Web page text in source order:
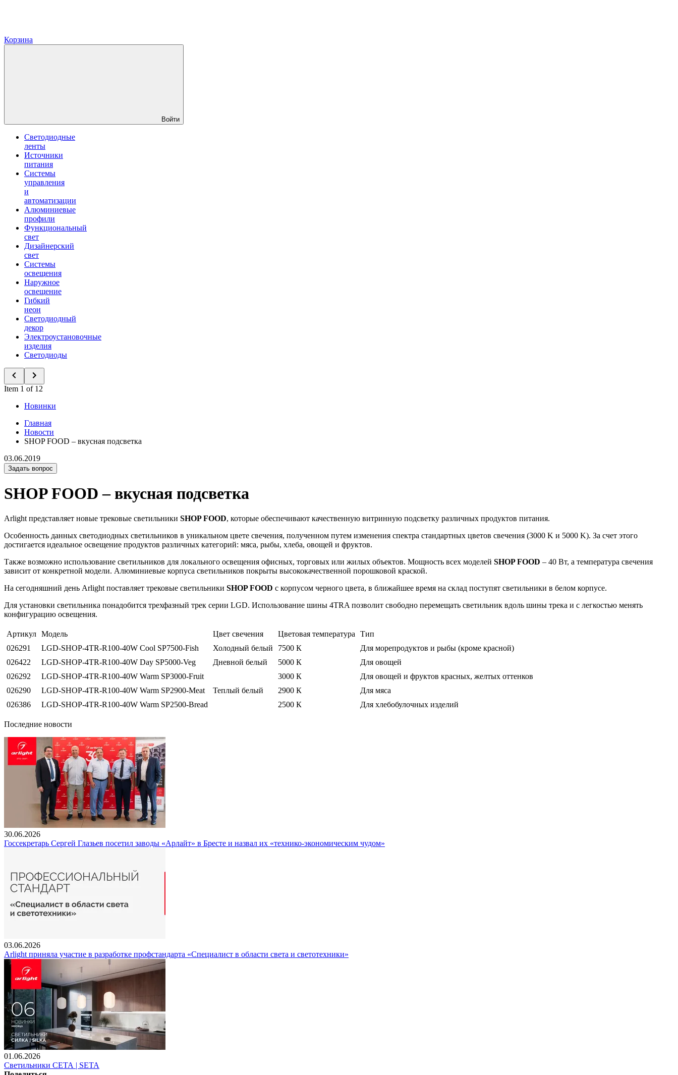
Корзина
Войти
Светодиодные
ленты
Источники
питания
Системы
управления
и
автоматизации
Алюминиевые
профили
Функциональный
свет
Дизайнерский
свет
Системы
освещения
Наружное
освещение
Гибкий
неон
Светодиодный
декор
Электроустановочные
изделия
Светодиоды
Item 1 of 12
Новинки
Главная
Новости
SHOP FOOD – вкусная подсветка
03.06.2019
Задать вопрос
SHOP FOOD – вкусная подсветка
Arlight представляет новые трековые светильники SHOP FOOD, которые обеспечивают качественную витринную подсветку различных продуктов питания.
Особенность данных светодиодных светильников в уникальном цвете свечения, полученном путем изменения спектра стандартных цветов свечения (3000 K и 5000 K). За счет этого
достигается идеальное освещение продуктов различных категорий: мяса, рыбы, хлеба, овощей и фруктов.
Также возможно использование светильников для локального освещения офисных, торговых или жилых объектов. Мощность всех моделей SHOP FOOD – 40 Вт, а температура свечения
зависит от конкретной модели. Алюминиевые корпуса светильников покрыты высококачественной порошковой краской.
На сегодняшний день Arlight поставляет трековые светильники SHOP FOOD с корпусом черного цвета, в ближайшее время на склад поступят светильники в белом корпусе.
Для установки светильника понадобится трехфазный трек серии LGD. Использование шины 4TRA позволит свободно перемещать светильник вдоль шины трека и с легкостью менять
конфигурацию освещения.
Артикул Модель Цвет свечения Цветовая температура
Тип
026291
LGD-SHOP-4TR-R100-40W Cool SP7500-Fish Холодный белый 7500 К
Для морепродуктов и рыбы (кроме красной)
026422
LGD-SHOP-4TR-R100-40W Day SP5000-Veg Дневной белый 5000 К
Для овощей
026292
LGD-SHOP-4TR-R100-40W Warm SP3000-Fruit
Теплый белый
3000 К
Для овощей и фруктов красных, желтых оттенков
026290
LGD-SHOP-4TR-R100-40W Warm SP2900-Meat 2900 К
Для мяса
026386
LGD-SHOP-4TR-R100-40W Warm SP2500-Bread 2500 К Для хлебобулочных изделий
Последние новости
30.06.2026
Госсекретарь Сергей Глазьев посетил заводы «Арлайт» в Бресте и назвал их «технико-экономическим чудом»
03.06.2026
Arlight приняла участие в разработке профстандарта «Специалист в области света и светотехники»
01.06.2026
Светильники СЕТА | SETA